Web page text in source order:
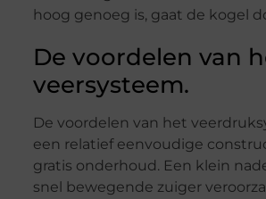
hoog genoeg is, gaat de kogel
De voordelen van
veersysteem.
De voordelen van het
een relatief eenvoudige
gratis onderhoud. Een klein
snel bewegende zuiger